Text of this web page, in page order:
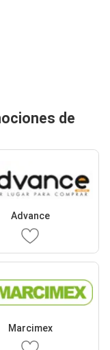
de
Advance
Marcimex